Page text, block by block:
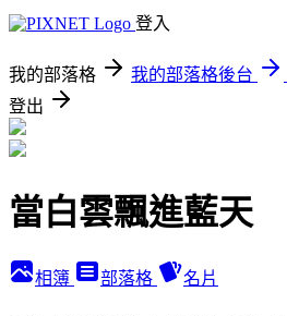
登入
我的部落格 我的部落格後台
登出
當白雲飄進藍天
相簿 部落格 名片